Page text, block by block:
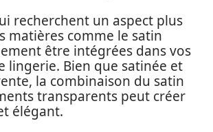
recherchent un aspect plus
matières comme le satin
être intégrées dans vos
lingerie. Bien que satinée et
la combinaison du satin
transparents peut créer
élégant.